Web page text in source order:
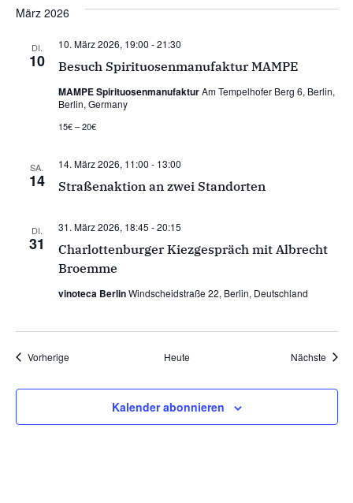
März 2026
DI.
10 Besuch Spirituosenmanufaktur MAMPE
10. März 2026, 19:00 -21:30
MAMPE SpirituosenmanufakturAm Tempelhofer Berg 6, Berlin,
Berlin, Germany
15€ – 20€
SA.
14 Straßenaktion an zwei Standorten
14. März 2026, 11:00 - 13:00
DI.
31
Charlottenburger Kiezgespräch mit Albrecht
Broemme
31. März 2026, 18:45 -20:15
vinoteca BerlinWindscheidstraße 22, Berlin, Deutschland
VorherigeVeranstaltungen Heute Nächste
Kalender abonnieren